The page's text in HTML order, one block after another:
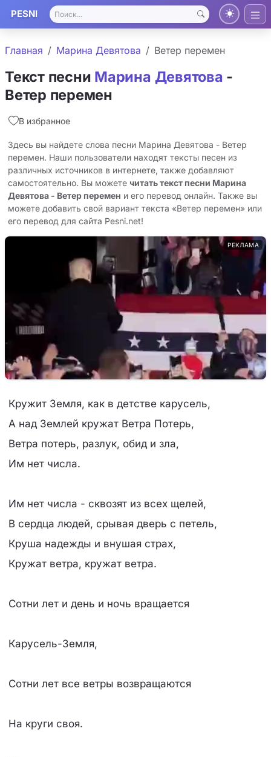
PESNI
Главная Марина Девятова Ветер перемен
Текст песни Марина Девятова -
Ветер перемен
В избранное
Здесь вы найдете слова песни Марина Девятова - Ветер
перемен. Наши пользователи находят тексты песен из
различных источников в интернете, также добавляют
самостоятельно. Вы можете читать текст песни Марина
Девятова - Ветер перемен и его перевод онлайн. Также вы
можете добавить свой вариант текста «Ветер перемен» или
его перевод для сайта Pesni.net!
РЕКЛАМА
Кружит Земля, как в детстве карусель,
А над Землей кружат Ветра Потерь,
Ветра потерь, разлук, обид и зла,
Им нет числа.
Им нет числа - сквозят из всех щелей,
В сердца людей, срывая дверь с петель,
Круша надежды и внушая страх,
Кружат ветра, кружат ветра.
Сотни лет и день и ночь вращается
Карусель-Земля,
Сотни лет все ветры возвращаются
Hа круги своя.